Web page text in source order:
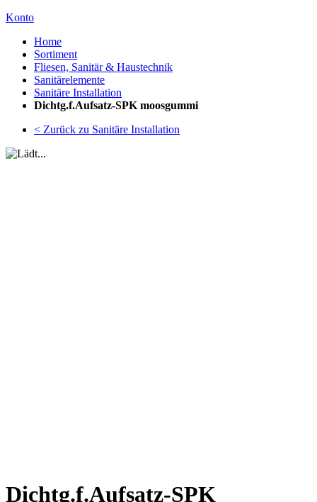
Konto
Home
Sortiment
Fliesen, Sanitär & Haustechnik
Sanitärelemente
Sanitäre Installation
Dichtg.f.Aufsatz-SPK moosgummi
< Zurück zu Sanitäre Installation
Dichtg.f.Aufsatz-SPK